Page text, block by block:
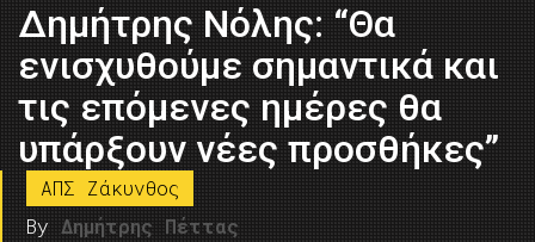
Δημήτρης Νόλης: “Θα
ενισχυθούμε σημαντικά και
τις επόμενες ημέρες θα
υπάρξουν νέες προσθήκες”
ΑΠΣ Ζάκυνθος
By Δημήτρης Πέττας